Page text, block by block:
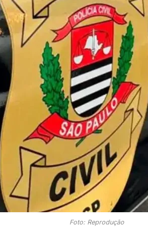
Foto: Reprodução